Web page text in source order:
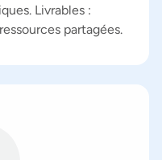
Livrables :
partagées.